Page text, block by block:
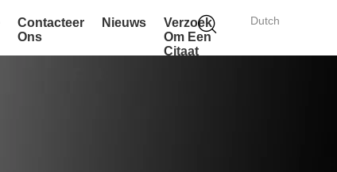
Dutch
Contacteer
Ons
Nieuws
Verzoek
Om Een
Citaat